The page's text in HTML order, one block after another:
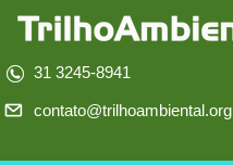
31 3245-8941
contato@trilhoambiental.org